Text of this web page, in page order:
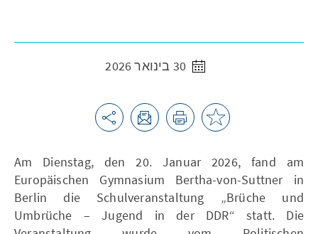
Am Dienstag, den 20. Januar 2026, fand am
Europäischen Gymnasium Bertha-von-Suttner in
Berlin die Schulveranstaltung „Brüche und
Umbrüche – Jugend in der DDR“ statt. Die